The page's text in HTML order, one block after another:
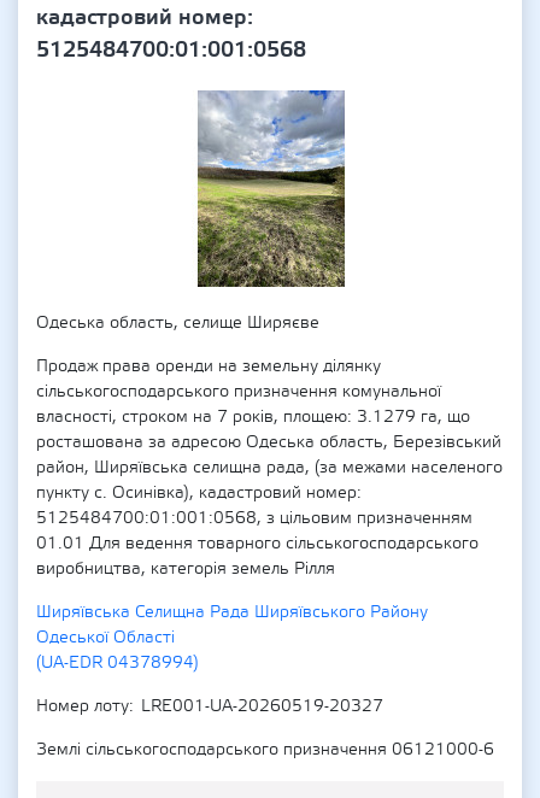
кадастровий номер:
5125484700:01:001:0568
Одеська область, селище Ширяєве
Продаж права оренди на земельну ділянку
сільськогосподарського призначення комунальної
власності, строком на 7 років, площею: 3.1279 га, що
росташована за адресою Одеська область, Березівський
район, Ширяївська селищна рада, (за межами населеного
пункту с. Осинівка), кадастровий номер:
5125484700:01:001:0568, з цільовим призначенням
01.01 Для ведення товарного сільськогосподарського
виробництва, категорія земель Рілля
Ширяївська Селищна Рада Ширяївського Району
Одеської Області
(UA-EDR 04378994)
Номер лоту
LRE001-UA-20260519-20327
Землі сільськогосподарського призначення 06121000-6